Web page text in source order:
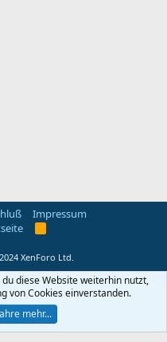
Impressum
R
XenForo Ltd.
diese Website weiterhin nutzt,
von Cookies einverstanden.
mehr...